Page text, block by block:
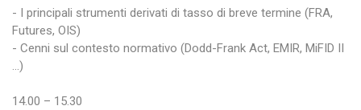
- I principali strumenti derivati di tasso di breve termine (FRA,
Futures, OIS)
- Cenni sul contesto normativo (Dodd-Frank Act, EMIR, MiFID II
…)
14.00 – 15.30